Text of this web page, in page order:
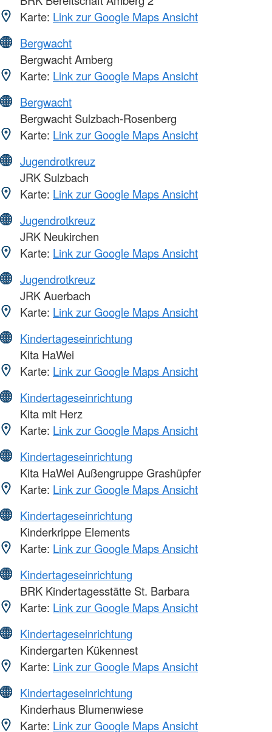
Karte: Link zur Google Maps Ansicht
Bergwacht
Bergwacht Amberg
Karte: Link zur Google Maps Ansicht
Bergwacht
Bergwacht Sulzbach-Rosenberg
Karte: Link zur Google Maps Ansicht
Jugendrotkreuz
JRK Sulzbach
Karte: Link zur Google Maps Ansicht
Jugendrotkreuz
JRK Neukirchen
Karte: Link zur Google Maps Ansicht
Jugendrotkreuz
JRK Auerbach
Karte: Link zur Google Maps Ansicht
Kindertageseinrichtung
Kita HaWei
Karte: Link zur Google Maps Ansicht
Kindertageseinrichtung
Kita mit Herz
Karte: Link zur Google Maps Ansicht
Kindertageseinrichtung
Kita HaWei Außengruppe Grashüpfer
Karte: Link zur Google Maps Ansicht
Kindertageseinrichtung
Kinderkrippe Elements
Karte: Link zur Google Maps Ansicht
Kindertageseinrichtung
BRK Kindertagesstätte St. Barbara
Karte: Link zur Google Maps Ansicht
Kindertageseinrichtung
Kindergarten Kükennest
Karte: Link zur Google Maps Ansicht
Kindertageseinrichtung
Kinderhaus Blumenwiese
Karte: Link zur Google Maps Ansicht